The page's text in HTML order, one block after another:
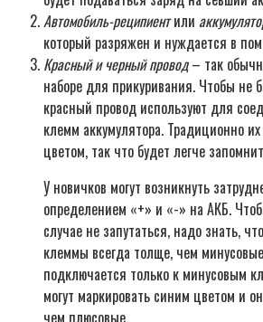
Автомобиль-реципиентили
который разряжен и нуждается в
Красный и черный провод– так
наборе для прикуривания. Чтобы не
красный провод используют для
клемм аккумулятора. Традиционно
цветом, так что будет легче
У новичков могут возникнуть
определением «+» и «-» на АКБ.
случае не запутаться, надо знать,
клеммы всегда толще, чем
подключается только к минусовым
могут маркировать синим цветом и
чем плюсовые.